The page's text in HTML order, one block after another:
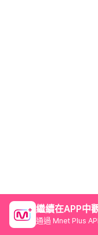
繼續在APP中
通過 Mnet Plus